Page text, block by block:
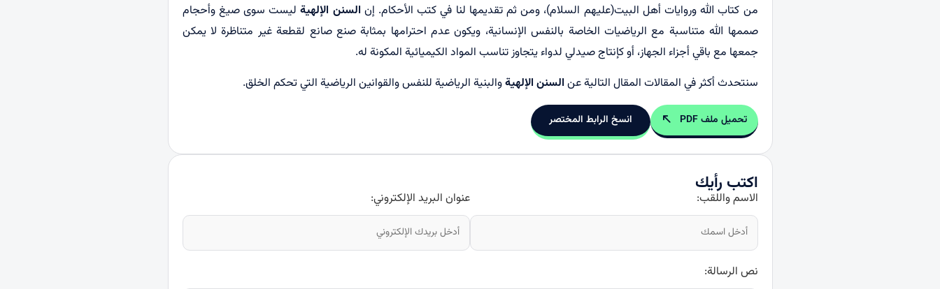
من كتاب الله وروايات أهل البيت(عليهم السلام)، ومن ثم تقديمها لنا في كتب الأحكام. إن السنن الإلهيةليست سوى صيغ وأحجام
صممها الله متناسبة مع الرياضيات الخاصة بالنفس الإنسانية، ويكون عدم احترامها بمثابة صنع صانع لقطعة غير متناظرة لا يمكن
جمعها مع باقي أجزاء الجهاز، أو كإنتاج صيدلي لدواء يتجاوز تناسب المواد الكيميائية المكونة له.
سنتحدث أكثر في المقالات المقال التالية عن السنن الإلهيةوالبنية الرياضية للنفس والقوانين الرياضية التي تحكم الخلق.
تحميل ملف PDF انسخ الرابط المختصر
اكتب رأيك
الاسم واللقب: عنوان البريد الإلكتروني:
نص الرسالة: